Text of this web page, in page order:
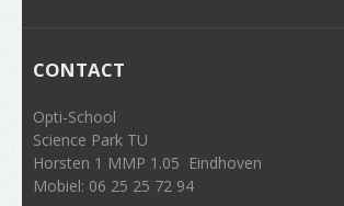
CONTACT
Opti-School
Science Park TU
Horsten 1 MMP 1.05 Eindhoven
Mobiel: 06 25 25 72 94